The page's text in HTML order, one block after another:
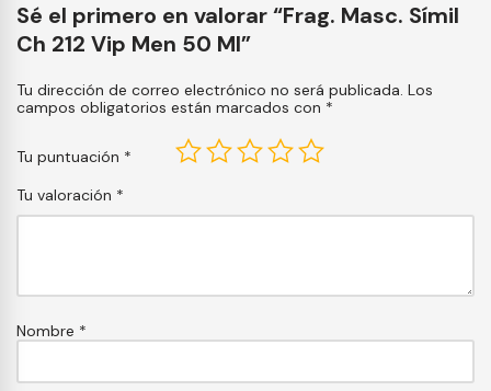
Sé el primero en valorar “Frag. Masc. Símil
Ch 212 Vip Men 50 Ml”
Tu dirección de correo electrónico no será publicada. Los
campos obligatorios están marcados con *
Tu puntuación *
Tu valoración *
Nombre *